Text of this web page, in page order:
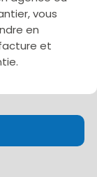
vous
en
et